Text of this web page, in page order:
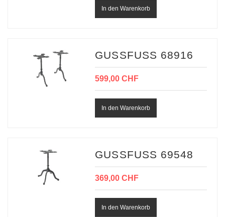
GUSSFUSS 68916
599,00 CHF
GUSSFUSS 69548
369,00 CHF